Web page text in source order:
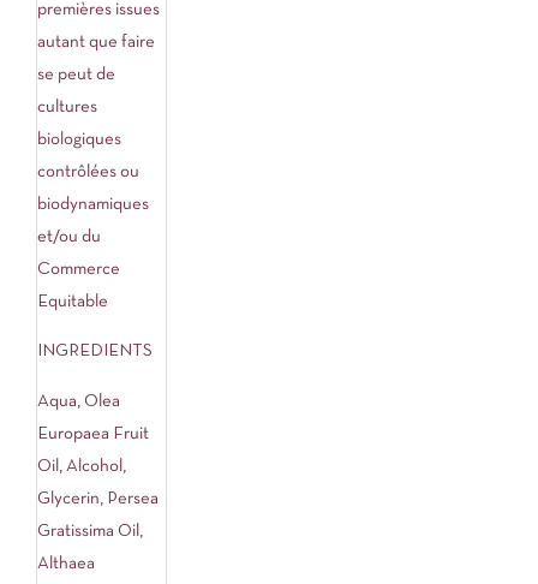
premières issues
autant que faire
se peut de
cultures
biologiques
contrôlées ou
biodynamiques
et/ou du
Commerce
Equitable
INGREDIENTS
Aqua, Olea
Europaea Fruit
Oil, Alcohol,
Glycerin, Persea
Gratissima Oil,
Althaea